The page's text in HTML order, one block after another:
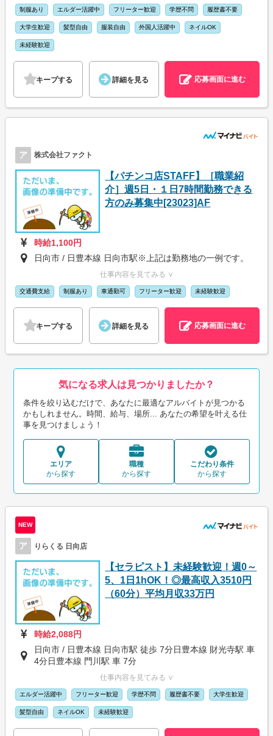
制服あり エルダー活躍中 フリーター歓迎 学歴不問 履歴書不要
大学生歓迎 髪型自由 服装自由 外国人活躍中 ネイルOK
未経験歓迎
キープする 詳細を見る 応募画面に進む
ア 株式会社ファクト
【パチンコ店STAFF】［職業紹
介］週5日・１日7時間勤務できる
方のみ募集中[23023]AF
時給1,100円
日向市 / 日豊本線 日向市駅※上記は勤務地の一例です。
仕事内容を見てみる ∨
交通費支給 制服あり 車通勤可 フリーター歓迎 未経験歓迎
キープする 詳細を見る 応募画面に進む
気になる求人は見つかりましたか？
条件を絞り込むだけで、あなたに最適なアルバイトが見つかる
かもしれません。時間、給与、場所... あなたの希望を叶える仕
事を見つけましょう！
エリア
から探す
職種
から探す
こだわり条件
から探す
NEW
ア りらくる 日向店
【セラピスト】未経験歓迎！週0～
5、1日1hOK！◎最高収入3510円
（60分）平均月収33万円
時給2,088円
日向市 / 日豊本線 日向市駅 徒歩 7分日豊本線 財光寺駅 車
4分日豊本線 門川駅 車 7分
仕事内容を見てみる ∨
エルダー活躍中 フリーター歓迎 学歴不問 履歴書不要 大学生歓迎
髪型自由 ネイルOK 未経験歓迎